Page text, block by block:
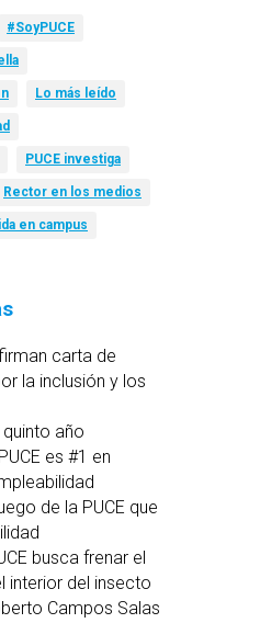
#SoyPUCE
Lo más leído
PUCE investiga
Rector en los medios
en campus
carta de
la inclusión y los
quinto año
es #1 en
de la PUCE que
busca frenar el
interior del insecto
Campos Salas